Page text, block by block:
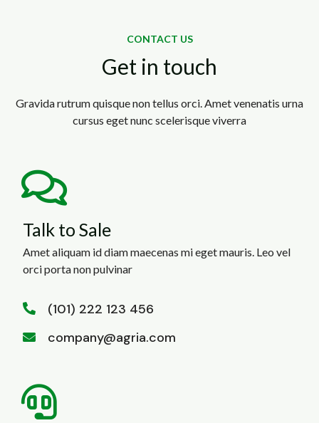
CONTACT US
Get in touch
Gravida rutrum quisque non tellus orci. Amet venenatis urna
cursus eget nunc scelerisque viverra
Talk to Sale
Amet aliquam id diam maecenas mi eget mauris. Leo vel
orci porta non pulvinar
(101) 222 123 456
company@agria.com